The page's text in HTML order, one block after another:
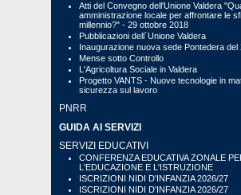
Atti del Convegno dell'Unione Valdera
amministrazione locale per affrontare le
millennio?" - 29 ottobre 2018
Pubblicazioni dell´Unione Valdera
Inaugurazione nuova sede Pontedera del
Mense sotto Controllo
L'Agricoltura Sociale in Valdera
Progetto VANTS - Nuove tecnologie in
sicurezza sul lavoro
PNRR
GUIDA AI SERVIZI
SERVIZI EDUCATIVI
CONFERENZA EDUCATIVA ZONALE
L'EDUCAZIONE E L'ISTRUZIONE
ISCRIZIONI NIDI D'INFANZIA 2026/27
ISCRIZIONI NIDI D'INFANZIA 2026/27